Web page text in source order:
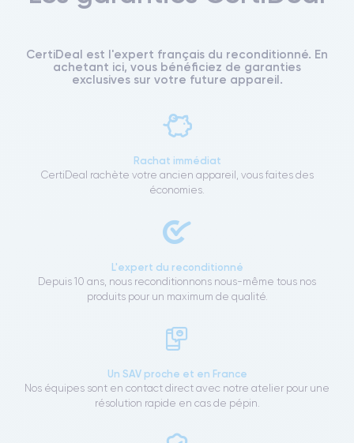
CertiDeal est l'expert français du reconditionné. En
achetant ici, vous bénéficiez de garanties
exclusives sur votre future appareil.
Rachat immédiat
CertiDeal rachète votre ancien appareil, vous faites des
économies.
L'expert du reconditionné
Depuis 10 ans, nous reconditionnons nous-même tous nos
produits pour un maximum de qualité.
Un SAV proche et en France
Nos équipes sont en contact direct avec notre atelier pour une
résolution rapide en cas de pépin.